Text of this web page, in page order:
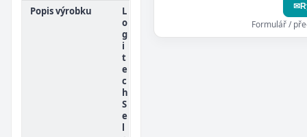
Popis výrobku
L
o
g
i
t
e
c
h
S
e
l
✉
Formulář /